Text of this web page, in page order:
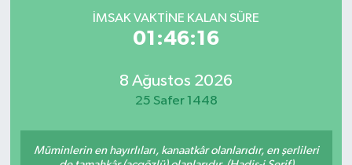
İMSAK VAKTİNE KALAN SÜRE
01:46:16
8 Ağustos 2026
25 Safer 1448
Müminlerin en hayırlıları, kanaatkâr olanlarıdır, en şerlileri
Sağlık
Süper Lig Puan Durumu ve Fikstür
Tüm Manşetler
Haber Arşivi